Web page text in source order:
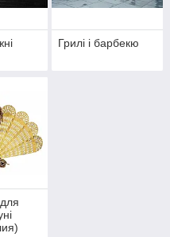
Грилі і барбекю